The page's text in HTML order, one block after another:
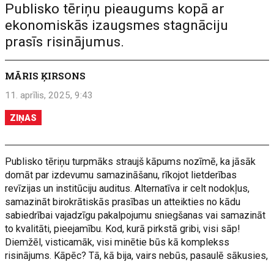
Publisko tēriņu pieaugums kopā ar
ekonomiskās izaugsmes stagnāciju
prasīs risinājumus.
MĀRIS ĶIRSONS
11. aprīlis, 2025, 9:43
ZIŅAS
Publisko tēriņu turpmāks straujš kāpums nozīmē, ka jāsāk
domāt par izdevumu samazināšanu, rīkojot lietderības
revīzijas un institūciju auditus. Alternatīva ir celt nodokļus,
samazināt birokrātiskās prasības un atteikties no kādu
sabiedrībai vajadzīgu pakalpojumu sniegšanas vai samazināt
to kvalitāti, pieejamību. Kod, kurā pirkstā gribi, visi sāp!
Diemžēl, visticamāk, visi minētie būs kā komplekss
risinājums. Kāpēc? Tā, kā bija, vairs nebūs, pasaulē sākusies,